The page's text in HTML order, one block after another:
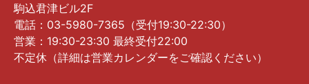
駒込君津ビル2F
電話：03-5980-7365（受付19:30-22:30）
営業：19:30-23:30 最終受付22:00
不定休（詳細は営業カレンダーをご確認ください）